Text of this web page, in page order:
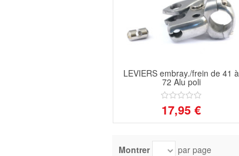
LEVIERS embray./frein de 41 à
72 Alu poli
17,95 €
Montrer par page